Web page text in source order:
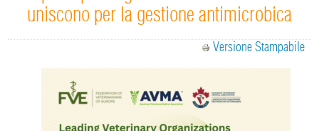
uniscono per la gestione antimicrobica
Versione Stampabile